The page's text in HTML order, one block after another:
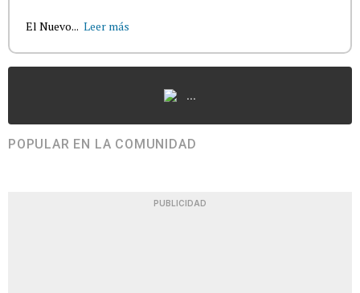
El Nuevo... Leer más
...
POPULAR EN LA COMUNIDAD
PUBLICIDAD